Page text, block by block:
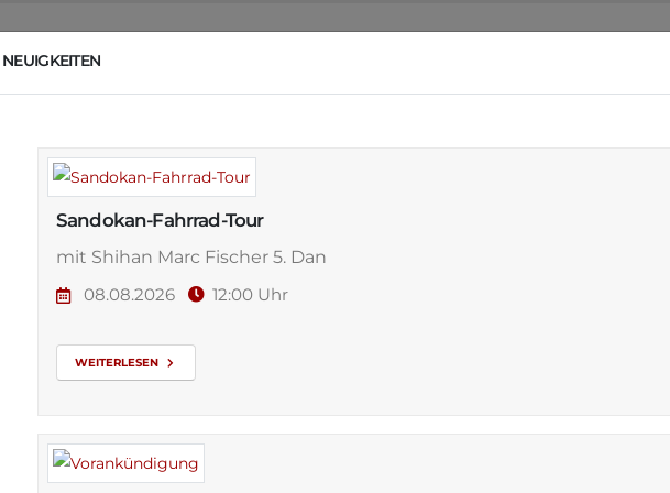
NEUIGKEITEN
Sandokan-Fahrrad-Tour
mit Shihan Marc Fischer 5. Dan
08.08.2026
12:00 Uhr
WEITERLESENKickboxen